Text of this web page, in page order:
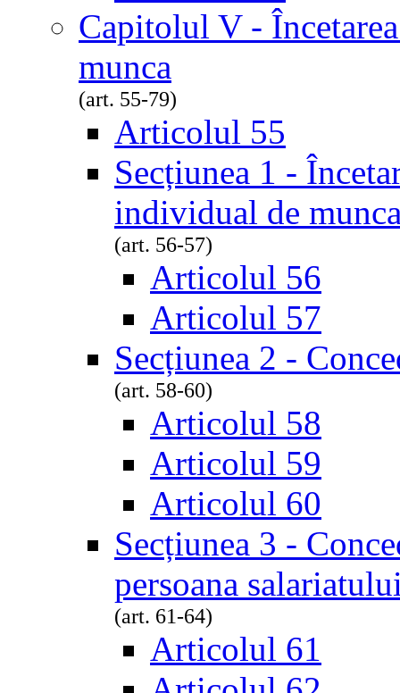
Capitolul V -
munca
(art. 55-79)
Articolul 55
Secțiunea 1 -
individual de
(art. 56-57)
Articolul 56
Articolul 57
Secțiunea 2 -
(art. 58-60)
Articolul 58
Articolul 59
Articolul 60
Secțiunea 3 -
persoana
(art. 61-64)
Articolul 61